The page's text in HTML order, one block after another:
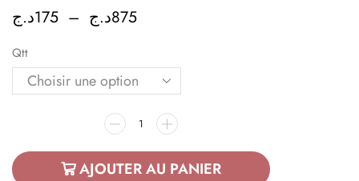
175د.ج – 875د.ج
Qtt
AJOUTER AU PANIER